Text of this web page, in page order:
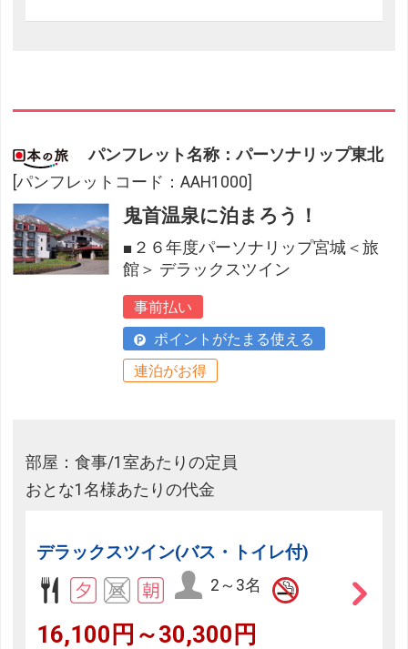
パンフレット名称：パーソナリップ東北
[パンフレットコード：AAH1000]
鬼首温泉に泊まろう！
■２６年度パーソナリップ宮城＜旅
館＞ デラックスツイン
事前払い
ポイントがたまる使える
連泊がお得
部屋：食事/1室あたりの定員
おとな1名様あたりの代金
デラックスツイン(バス・トイレ付)
2～3名
16,100円～30,300円